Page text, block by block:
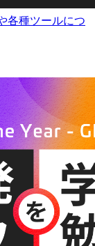
各種ツールにつ